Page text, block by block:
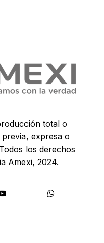
total o
expresa o
los derechos
Amexi, 2024.